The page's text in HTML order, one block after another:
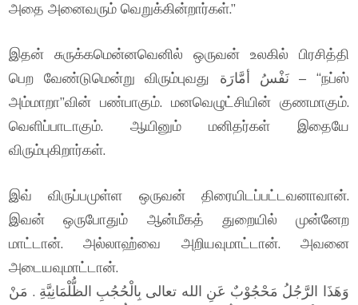
அதை அனைவரும் வெறுக்கின்றார்கள்.”
இதன் சுருக்கமென்னவெனில் ஒருவன் உலகில் பிரசித்தி
பெற வேண்டுமென்று விரும்புவது نَفْسُ أمَّارَة – “நப்ஸ்
அம்மாறா”வின் பண்பாகும். மனவெழுட்சியின் குணமாகும்.
வெளிப்பாடாகும். ஆயினும் மனிதர்கள் இதையே
விரும்புகிறார்கள்.
இவ் விருப்பமுள்ள ஒருவன் திரையிடப்பட்டவனாவான்.
இவன் ஒருபோதும் ஆன்மீகத் துறையில் முன்னேற
மாட்டான். அல்லாஹ்வை அறியவுமாட்டான். அவனை
அடையவுமாட்டான்.
وَهَذَا الرَّجُلُ مَحْجُوْبٌ عَنِ الله تعالى بِالْحُجُبِ الظُّلْمَانِيَّةِ . مَنْ